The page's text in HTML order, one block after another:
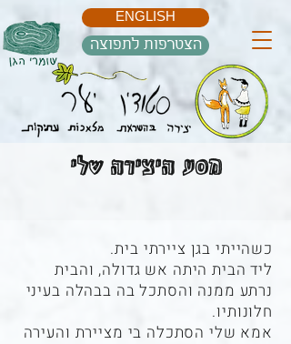
הצטרפות לתפוצה
ENGLISH
מסע היצירה שלי
כשהייתי בגן ציירתי בית.
ליד הבית היתה אש גדולה, והבית
נרתע ממנה והסתכל בה בבהלה בעיני
חלונותיו.
אמא שלי הסתכלה בי מציירת והעירה